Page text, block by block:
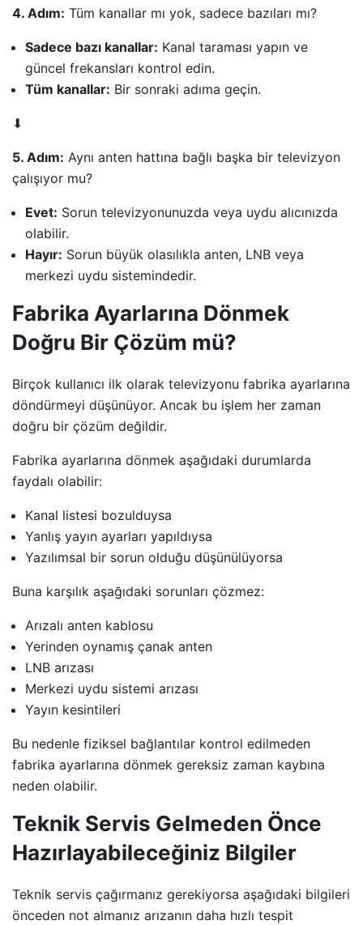
4. Adım: Tüm kanallar mı yok, sadece bazıları mı?
Sadece bazı kanallar: Kanal taraması yapın ve
güncel frekansları kontrol edin.
Tüm kanallar: Bir sonraki adıma geçin.
⬇
5. Adım: Aynı anten hattına bağlı başka bir televizyon
çalışıyor mu?
Evet: Sorun televizyonunuzda veya uydu alıcınızda
olabilir.
Hayır: Sorun büyük olasılıkla anten, LNB veya
merkezi uydu sistemindedir.
Fabrika Ayarlarına Dönmek
Doğru Bir Çözüm mü?
Birçok kullanıcı ilk olarak televizyonu fabrika ayarlarına
döndürmeyi düşünüyor. Ancak bu işlem her zaman
doğru bir çözüm değildir.
Fabrika ayarlarına dönmek aşağıdaki durumlarda
faydalı olabilir:
Kanal listesi bozulduysa
Yanlış yayın ayarları yapıldıysa
Yazılımsal bir sorun olduğu düşünülüyorsa
Buna karşılık aşağıdaki sorunları çözmez:
Arızalı anten kablosu
Yerinden oynamış çanak anten
LNB arızası
Merkezi uydu sistemi arızası
Yayın kesintileri
Bu nedenle fiziksel bağlantılar kontrol edilmeden
fabrika ayarlarına dönmek gereksiz zaman kaybına
neden olabilir.
Teknik Servis Gelmeden Önce
Hazırlayabileceğiniz Bilgiler
Teknik servis çağırmanız gerekiyorsa aşağıdaki bilgileri
önceden not almanız arızanın daha hızlı tespit